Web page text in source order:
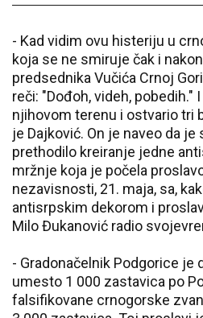
- Kad vidim ovu histeriju u
koja se ne smiruje čak i
predsednika Vučića Crnoj
reči: "Dođoh, videh, pobedih."
njihovom terenu i ostvario tri
je Dajković. On je naveo da
prethodilo kreiranje jedne
mržnje koja je počela
nezavisnosti, 21. maja, sa,
antisrpskim dekorom i
Milo Đukanović radio
- Gradonačelnik Podgorice je
umesto 1 000 zastavica po
falsifikovane crnogorske